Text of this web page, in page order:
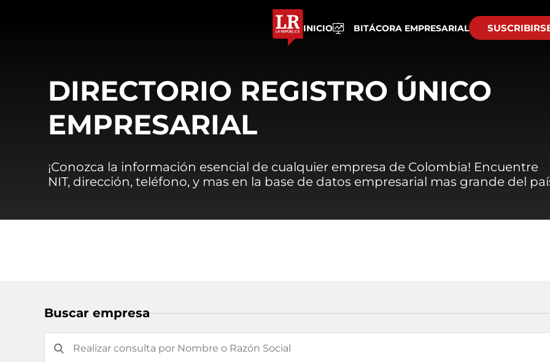
INICIO BITÁCORA EMPRESARIAL
DIRECTORIO REGISTRO ÚNICO
EMPRESARIAL
¡Conozca la información esencial de cualquier empresa de Colombia! Encuentre
NIT, dirección, teléfono, y mas en la base de datos empresarial mas grande del
Buscar empresa